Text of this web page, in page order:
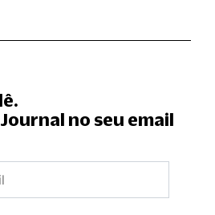
no seu email